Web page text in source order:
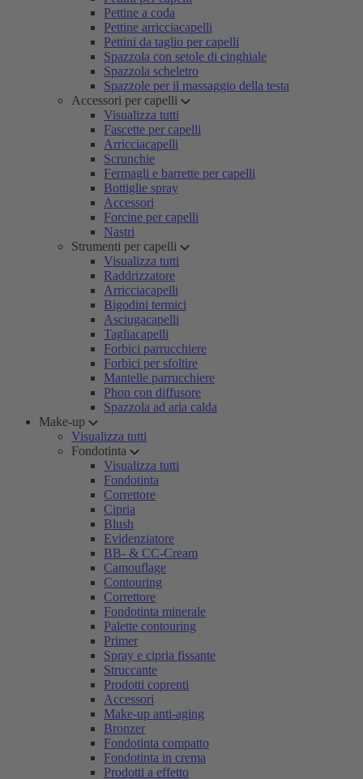
Pettine a coda
Pettine arricciacapelli
Pettini da taglio per capelli
Spazzola con setole di cinghiale
Spazzola scheletro
Spazzole per il massaggio della testa
Accessori per capelli
Visualizza tutti
Fascette per capelli
Arricciacapelli
Scrunchie
Fermagli e barrette per capelli
Bottiglie spray
Accessori
Forcine per capelli
Nastri
Strumenti per capelli
Visualizza tutti
Raddrizzatore
Arricciacapelli
Bigodini termici
Asciugacapelli
Tagliacapelli
Forbici parrucchiere
Forbici per sfoltire
Mantelle parrucchiere
Phon con diffusore
Spazzola ad aria calda
Make-up
Visualizza tutti
Fondotinta
Visualizza tutti
Fondotinta
Correttore
Cipria
Blush
Evidenziatore
BB- & CC-Cream
Camouflage
Contouring
Correttore
Fondotinta minerale
Palette contouring
Primer
Spray e cipria fissante
Struccante
Prodotti coprenti
Accessori
Make-up anti-aging
Bronzer
Fondotinta compatto
Fondotinta in crema
Prodotti a effetto